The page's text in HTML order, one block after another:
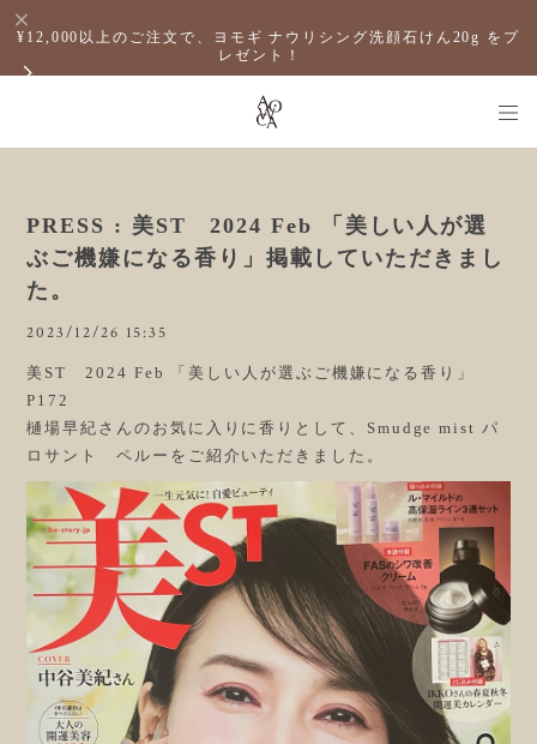
¥12,000以上のご注文で、ヨモギ ナウリシング洗顔石けん20g をプ
レゼント！
PRESS : 美ST 2024 Feb 「美しい人が選
ぶご機嫌になる香り」掲載していただきまし
た。
2023/12/26 15:35
美ST 2024 Feb 「美しい人が選ぶご機嫌になる香り」
P172
樋場早紀さんのお気に入りに香りとして、Smudge mist パ
ロサント ペルーをご紹介いただきました。